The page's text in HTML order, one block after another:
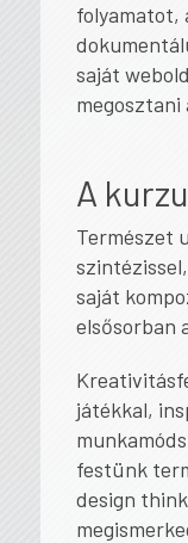
folyamatot,
saját
A
Természet
saját
elsősorban
játékkal,
festünk
design